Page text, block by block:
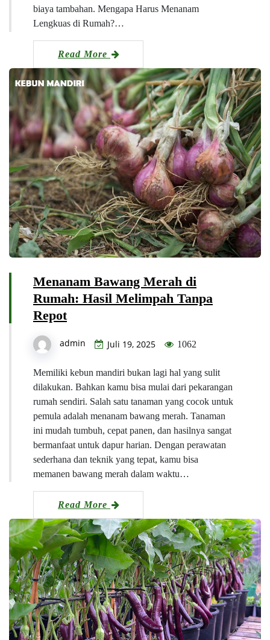
biaya tambahan. Mengapa Harus Menanam
Lengkuas di Rumah?…
Read More
Menanam Bawang Merah di
Rumah: Hasil Melimpah Tanpa
Repot
admin Juli 19, 2025 1062
Memiliki kebun mandiri bukan lagi hal yang sulit
dilakukan. Bahkan kamu bisa mulai dari pekarangan
rumah sendiri. Salah satu tanaman yang cocok untuk
pemula adalah menanam bawang merah. Tanaman
ini mudah tumbuh, cepat panen, dan hasilnya sangat
bermanfaat untuk dapur harian. Dengan perawatan
sederhana dan teknik yang tepat, kamu bisa
memanen bawang merah dalam waktu…
Read More